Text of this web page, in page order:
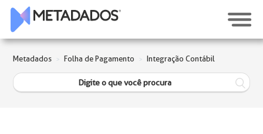
Metadados Folha de Pagamento Integração Contábil